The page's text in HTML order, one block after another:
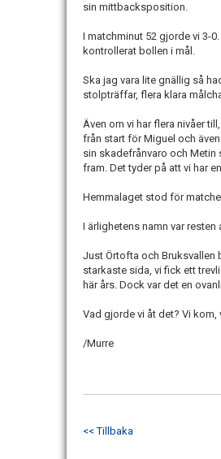
sin mittbacksposition.
I matchminut 52 gjorde vi 3-
kontrollerat bollen i mål.
Ska jag vara lite gnällig så
stolpträffar, flera klara
Även om vi har flera nivåer
från start för Miguel och
sin skadefrånvaro och Metin
fram. Det tyder på att vi har
Hemmalaget stod för
I ärlighetens namn var
Just Örtofta och Bruksvallen
starkaste sida, vi fick ett
här års. Dock var det en
Vad gjorde vi åt det? Vi kom,
/Murre
<< Tillbaka